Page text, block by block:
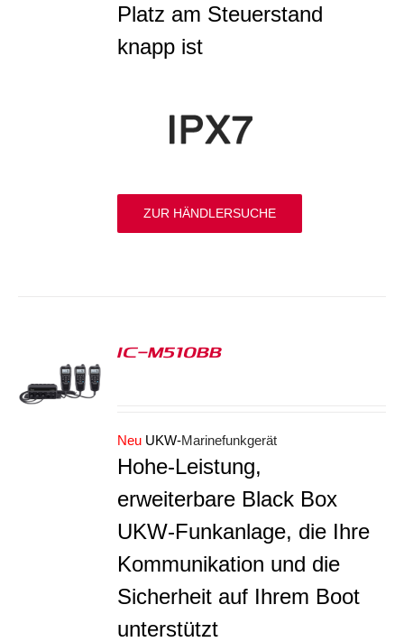
Platz am Steuerstand
knapp ist
ZUR HÄNDLERSUCHE
IC-M510BB
Neu UKW-Marinefunkgerät
Hohe-Leistung,
erweiterbare Black Box
UKW-Funkanlage, die Ihre
Kommunikation und die
Sicherheit auf Ihrem Boot
unterstützt